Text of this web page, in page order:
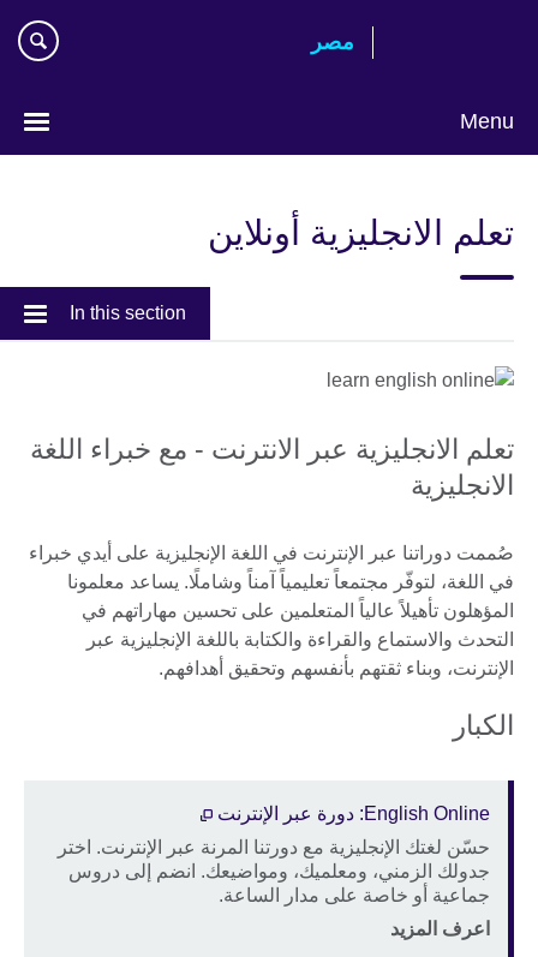
مصر‎
Menu
تعلم الانجليزية أونلاين
In this section
تعلم الانجليزية عبر الانترنت - مع خبراء اللغة
الانجليزية
صُممت دوراتنا عبر الإنترنت في اللغة الإنجليزية على أيدي خبراء
في اللغة، لتوفّر مجتمعاً تعليمياً آمناً وشاملًا. يساعد معلمونا
المؤهلون تأهيلاً عالياً المتعلمين على تحسين مهاراتهم في
التحدث والاستماع والقراءة والكتابة باللغة الإنجليزية عبر
الإنترنت، وبناء ثقتهم بأنفسهم وتحقيق أهدافهم.
الكبار
English Online: دورة عبر الإنترنت
Description
حسّن لغتك الإنجليزية مع دورتنا المرنة عبر الإنترنت. اختر
جدولك الزمني، ومعلميك، ومواضيعك. انضم إلى دروس
جماعية أو خاصة على مدار الساعة.
الموقع
Price
اعرف المزيد